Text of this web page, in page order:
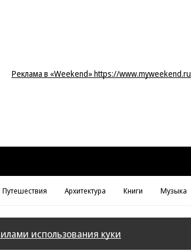
Реклама в «Weekend» https://
Путешествия Архитектура Книги Музыка
использования куки